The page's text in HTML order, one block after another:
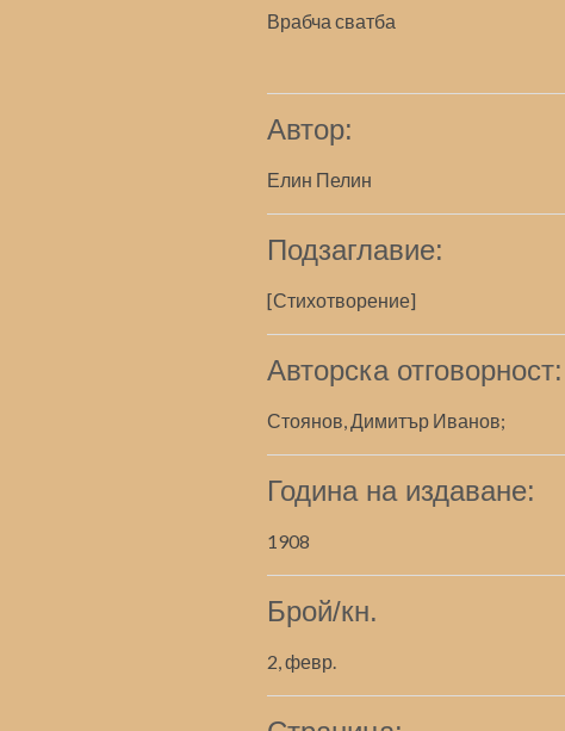
Врабча сватба
Автор:
Елин Пелин
Подзаглавие:
[Стихотворение]
Авторска отговорност:
Стоянов, Димитър Иванов;
Година на издаване:
1908
Брой/кн.
2, февр.